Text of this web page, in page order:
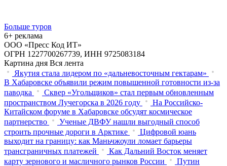
Больше туров
6+ реклама
ООО «Пресс Код ИТ»
ОГРН 1227700267739, ИНН 9725083184
Картина дня Вся лента
Якутия стала лидером по «дальневосточным гектарам»
В Хабаровске объявили режим повышенной готовности из‑за
паводка
Сквер «Угольщиков» стал первым обновленным
пространством Лучегорска в 2026 году
На Российско-
Китайском форуме в Хабаровске обсудят космическое
партнерство
Ученые ДВФУ нашли выгодный способ
строить прочные дороги в Арктике
Цифровой юань
выходит на границу: как Маньчжоули ломает барьеры
трансграничных платежей
Как Дальний Восток меняет
карту зернового и масличного рынков России
Путин